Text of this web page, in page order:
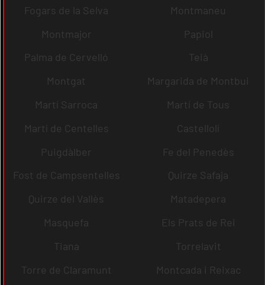
Fogars de la Selva
Montmaneu
Montmajor
Papiol
Palma de Cervelló
Teià
Montgat
Margarida de Montbui
Martí Sarroca
Martí de Tous
Martí de Centelles
Castellolí
Puigdàlber
Fe del Penedès
Fost de Campsentelles
Quirze Safaja
Quirze del Vallès
Matadepera
Masquefa
Els Prats de Rei
Tiana
Torrelavit
Torre de Claramunt
Montcada i Reixac